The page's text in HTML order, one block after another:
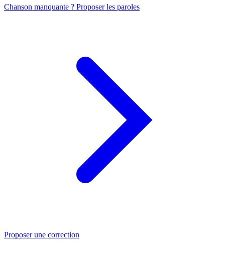
Chanson manquante ? Proposer les paroles
Proposer une correction